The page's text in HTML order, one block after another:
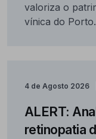
valoriza o
vínica do Porto.
4 de Agosto 2026
ALERT:
retinopatia